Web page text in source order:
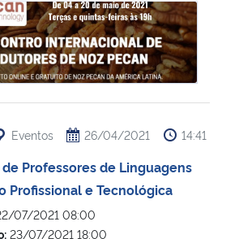
de Produtores de Noz Pecan
Eventos 26/04/2021 14:41
Professores de Linguagens
Profissional e Tecnológica
07/2021 08:00
23/07/2021 18:00